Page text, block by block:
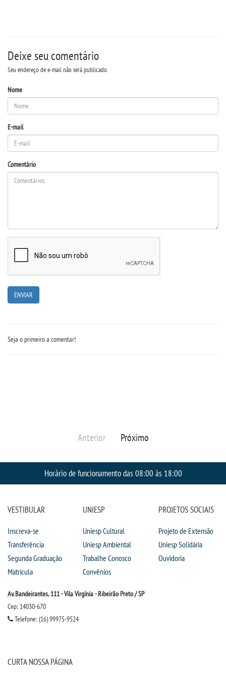
Deixe seu comentário
Seu endereço de e-mail não será publicado.
Nome
E-mail
Comentário
Seja o primeiro a comentar!
Anterior Próximo
Horário de funcionamento das 08:00 às 18:00
VESTIBULAR
Inscreva-se
Transferência
Segunda Graduação
Matrícula
UNIESP
Uniesp Cultural
Uniesp Ambiental
Trabalhe Conosco
Convênios
PROJETOS SOCIAIS
Projeto de Extensão
Uniesp Solidária
Ouvidoria
Av. Bandeirantes, 111 - Vila Virgínia - Ribeirão Preto / SP
Cep: 14030-670
Telefone: (16) 99975-9524
CURTA NOSSA PÁGINA